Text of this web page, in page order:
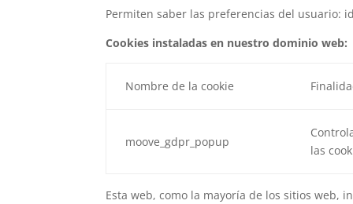
Permiten saber las preferencias del usuario:
Cookies instaladas en nuestro dominio web:
Nombre de la cookie
moove_gdpr_popup
las
Esta web, como la mayoría de los sitios web,